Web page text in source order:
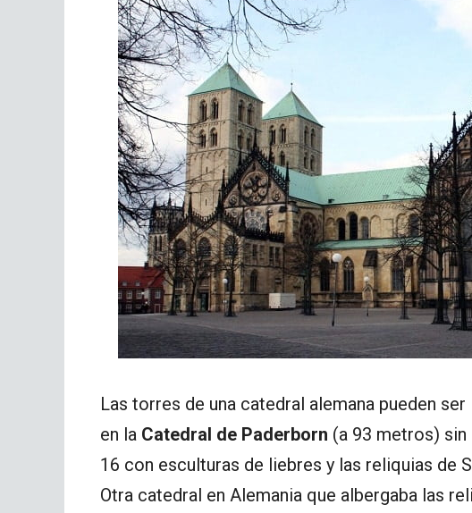
Las torres de una catedral alemana pueden
en la Catedral de Paderborn (a 93 metros)
16 con esculturas de liebres y las reliquias de
Otra catedral en Alemania que albergaba las